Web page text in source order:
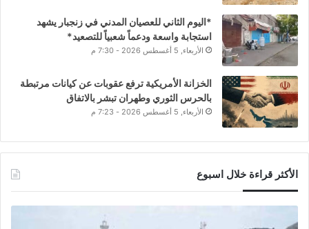
*اليوم الثاني للعصيان المدني في زنجبار يشهد
استجابة واسعة ودعماً شعبياً للتصعيد*
الأربعاء, 5 أغسطس 2026 - 7:30 م
الخزانة الأمريكية ترفع عقوبات عن كيانات مرتبطة
بالحرس الثوري وطهران تبشر بالاتفاق
الأربعاء, 5 أغسطس 2026 - 7:23 م
الأكثر قراءة خلال اسبوع